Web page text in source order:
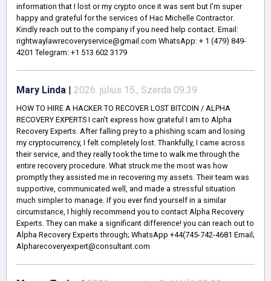
information that I lost or my crypto once it was sent but I’m super
happy and grateful for the services of Hac Michelle Contractor.
Kindly reach out to the company if you need help contact. Email:
rightwaylawrecoveryservice@gmail.com WhatsApp: + 1 (479) 849-
4201 Telegram: ‪+1 513 602 3179
Mary Linda | 2026. július 15., Szerda 09:39
HOW TO HIRE A HACKER TO RECOVER LOST BITCOIN / ALPHA
RECOVERY EXPERTS I can't express how grateful I am to Alpha
Recovery Experts. After falling prey to a phishing scam and losing
my cryptocurrency, I felt completely lost. Thankfully, I came across
their service, and they really took the time to walk me through the
entire recovery procedure. What struck me the most was how
promptly they assisted me in recovering my assets. Their team was
supportive, communicated well, and made a stressful situation
much simpler to manage. If you ever find yourself in a similar
circumstance, I highly recommend you to contact Alpha Recovery
Experts. They can make a significant difference! you can reach out to
Alpha Recovery Experts through; WhatsApp +44(745-742-4681 Email;
Alpharecoveryexpert@consultant.com